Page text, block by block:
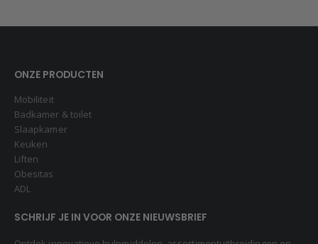
ONZE PRODUCTEN
Mobiliteit
Badkamer & toilet
Slaapkamer
Keuken
Liften
Obesitas
ADL
SCHRIJF JE IN VOOR ONZE NIEUWSBRIEF